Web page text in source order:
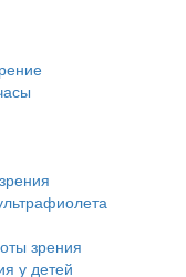
зрения
у детей